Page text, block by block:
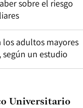
sobre el riesgo
los adultos mayores
un estudio
Universitario